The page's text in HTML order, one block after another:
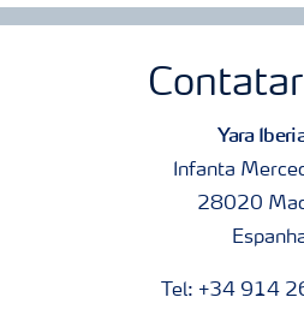
Yara
Infanta
28020
Tel: +34 914